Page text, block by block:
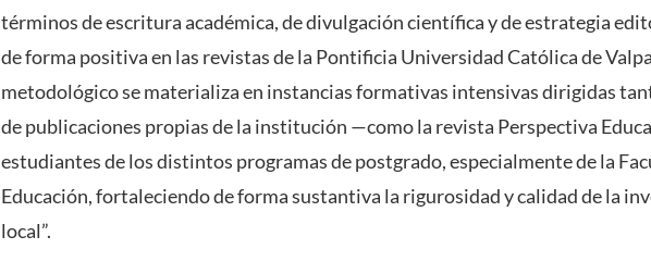
términos de escritura académica, de divulgación científica y de estrategia
de forma positiva en las revistas de la Pontificia Universidad Católica de
metodológico se materializa en instancias formativas intensivas dirigidas
de publicaciones propias de la institución —como la revista Perspectiva
estudiantes de los distintos programas de postgrado, especialmente de la
Educación, fortaleciendo de forma sustantiva la rigurosidad y calidad de la
local”.